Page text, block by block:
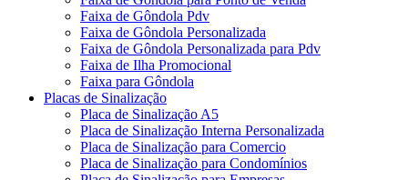
Faixa de Gôndola Pdv
Faixa de Gôndola Personalizada
Faixa de Gôndola Personalizada para Pdv
Faixa de Ilha Promocional
Faixa para Gôndola
Placas de Sinalização
Placa de Sinalização A5
Placa de Sinalização Interna Personalizada
Placa de Sinalização para Comercio
Placa de Sinalização para Condomínios